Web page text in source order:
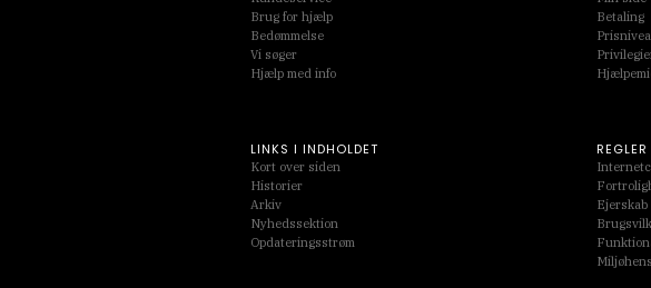
Brug for hjælp
Bedømmelse
Vi søger
Hjælp med info
Betaling
LINKS I INDHOLDET
Kort over siden
Historier
Arkiv
Nyhedssektion
Opdateringsstrøm
REGLER
Ejerskab